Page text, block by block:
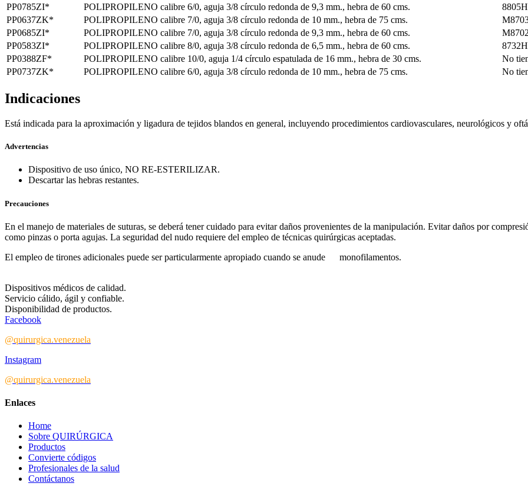
PP0785ZI*
POLIPROPILENO calibre 6/0, aguja 3/8 círculo redonda de 9,3 mm., hebra de 60 cms.
8805H
PP0637ZK*
POLIPROPILENO calibre 7/0, aguja 3/8 círculo redonda de 10 mm., hebra de 75 cms.
PP0685ZI*
POLIPROPILENO calibre 7/0, aguja 3/8 círculo redonda de 9,3 mm., hebra de 60 cms.
PP0583ZI*
POLIPROPILENO calibre 8/0, aguja 3/8 círculo redonda de 6,5 mm., hebra de 60 cms.
8732H
PP0388ZF*
POLIPROPILENO calibre 10/0, aguja 1/4 círculo espatulada de 16 mm., hebra de 30 cms.
No
PP0737ZK*
POLIPROPILENO calibre 6/0, aguja 3/8 círculo redonda de 10 mm., hebra de 75 cms. No
Indicaciones
Está indicada para la aproximación y ligadura de tejidos blandos en general, incluyendo procedimientos cardiovasculares, neurológicos y
Advertencias
Dispositivo de uso único, NO RE-ESTERILIZAR.
Descartar las hebras restantes.
Precauciones
En el manejo de materiales de suturas, se deberá tener cuidado para evitar daños provenientes de la manipulación. Evitar daños por
como pinzas o porta agujas. La seguridad del nudo requiere del empleo de técnicas quirúrgicas aceptadas.
El empleo de tirones adicionales puede ser particularmente apropiado cuando se anude monofilamentos.
Dispositivos médicos de calidad.
Servicio cálido, ágil y confiable.
Disponibilidad de productos.
Facebook
@quirurgica.venezuela
Instagram
@quirurgica.venezuela
Enlaces
Home
Sobre QUIRÚRGICA
Productos
Convierte códigos
Profesionales de la salud
Contáctanos